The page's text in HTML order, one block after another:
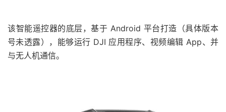
该智能遥控器的底层，基于 Android 平台打造（具体版本
号未透露），能够运行 DJI 应用程序、视频编辑 App、并
与无人机通信。